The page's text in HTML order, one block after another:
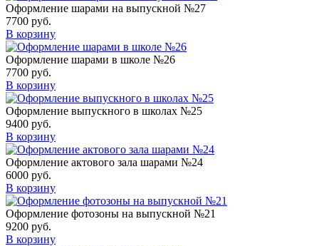
Оформление шарами на выпускной №27
7700 руб.
В корзину
Оформление шарами в школе №26
7700 руб.
В корзину
Оформление выпускного в школах №25
9400 руб.
В корзину
Оформление актового зала шарами №24
6000 руб.
В корзину
Оформление фотозоны на выпускной №21
9200 руб.
В корзину